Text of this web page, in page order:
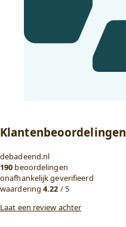
Klantenbeoordelingen
debadeend.nl
190 beoordelingen
onafhankelijk geverifieerd
waardering4.22 / 5
Laat een review achter